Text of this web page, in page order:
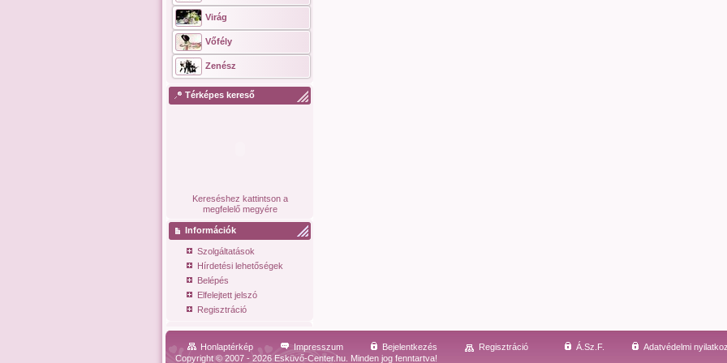
Virág
Vőfély
Zenész
Térképes kereső
Kereséshez kattintson a
megfelelő megyére
Információk
Szolgáltatások
Hírdetési lehetőségek
Belépés
Elfelejtett jelszó
Regisztráció
Honlaptérkép Impresszum Bejelentkezés Regisztráció Á.Sz.F.
Adatvédelmi
Copyright © 2007 - 2026 Esküvő-Center.hu. Minden jog fenntartva!